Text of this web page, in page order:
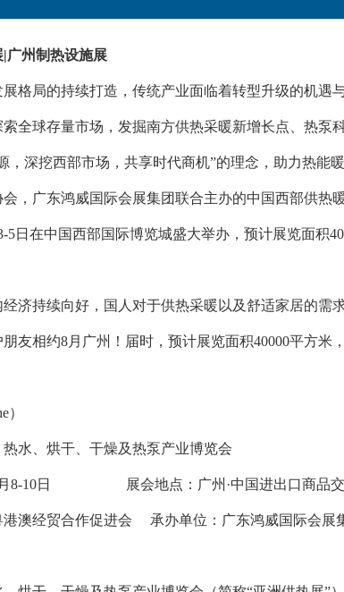
|广州制热设施展
格局的持续打造，传统产业面临着转型升级的机遇
全球存量市场，发掘南方供热采暖新增长点、热泵
，深挖西部市场，共享时代商机”的理念，助力热能
，广东鸿威国际会展集团联合主办的中国西部供热
5日在中国西部国际博览城盛大举办，预计展览面积
济持续向好，国人对于供热采暖以及舒适家居的需
友相约8月广州！届时，预计展览面积40000平方米
）
热水、烘干、干燥及热泵产业博览会
8月8-10日 展会地点：广州·中国进出口商品交
港澳经贸合作促进会 承办单位：广东鸿威国际会展